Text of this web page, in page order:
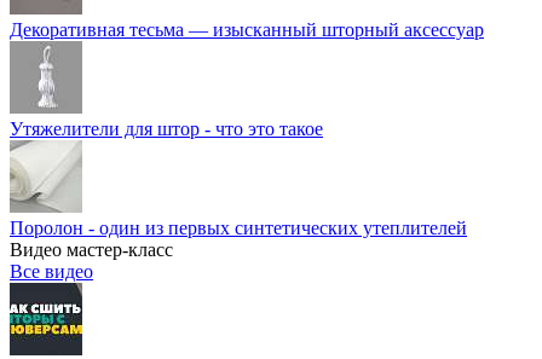
Декоративная тесьма — изысканный шторный аксессуар
Утяжелители для штор - что это такое
Поролон - один из первых синтетических утеплителей
Видео мастер-класс
Все видео